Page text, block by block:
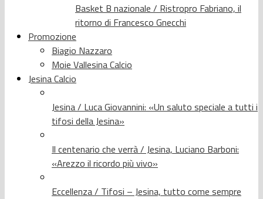
Basket B nazionale / Ristropro Fabriano, il
ritorno di Francesco Gnecchi
Promozione
Biagio Nazzaro
Moie Vallesina Calcio
Jesina Calcio
Jesina / Luca Giovannini: «Un saluto speciale a tutti i
tifosi della Jesina»
Il centenario che verrà / Jesina, Luciano Barboni:
«Arezzo il ricordo più vivo»
Eccellenza / Tifosi – Jesina, tutto come sempre